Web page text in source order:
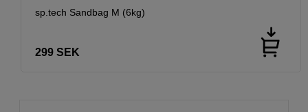
sp.tech Sandbag M (6kg)
299 SEK